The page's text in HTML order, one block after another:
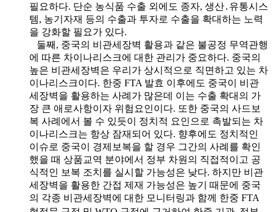
필요하다. 단순 농식품 수출 외에도 종자, 생산․유통시스
템, 농기자재 등의 수출과 투자로 수출을 확대하는 노력
을 강화할 필요가 있다.
둘째, 중국의 비관세장벽 활용과 같은 불공정 무역관행
에 따른 차이나리스크에 대한 관리가 중요하다. 중국의
높은 비관세장벽은 우리가 상시적으로 직면하고 있는 차
이나리스크이다. 한중 FTA 발효 이후에도 중국이 비관
세장벽을 활용하는 사례가 많은데 이는 수출 확대의 가
장 큰 애로사항이자 위험요인이다. 또한 중국의 사드보
복 사례에서 볼 수 있듯이 정치적 요인으로 촉발되는 차
이나리스크는 항상 잠재되어 있다. 향후에도 정치적인
이슈로 중국이 경제보복을 할 경우 그간의 사례를 확인
했을 때 상품교역 분야에서 정부 차원의 직접적이고 공
식적인 보복 조치를 실시할 가능성은 낮다. 하지만 비관
세장벽을 활용한 간접 제재 가능성은 높기 때문에 중국
의 각종 비관세장벽에 대한 모니터링과 함께 한중 FTA